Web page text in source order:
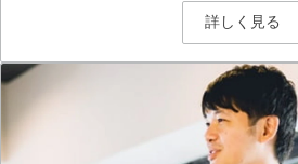
詳しく見る